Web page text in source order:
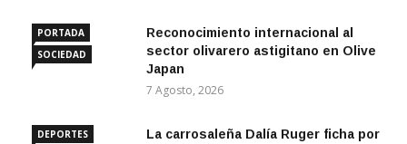
PORTADA
SOCIEDAD
Reconocimiento internacional al
sector olivarero astigitano en Olive
Japan
7 Agosto, 2026
DEPORTES
La carrosaleña Dalía Ruger ficha por